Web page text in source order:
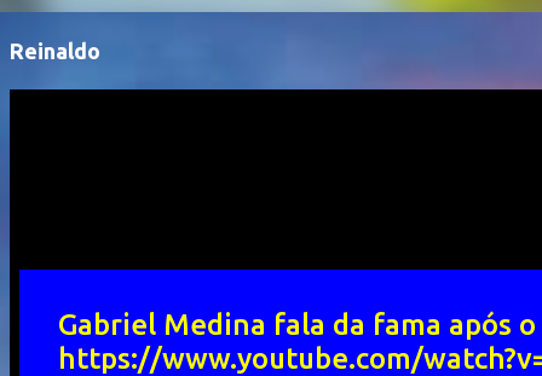
Reinaldo
Gabriel Medina fala da fama após
https://www.youtube.com/